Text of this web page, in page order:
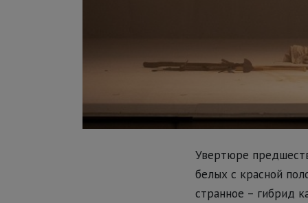
Увертюре
белых с красной
странное – гибрид